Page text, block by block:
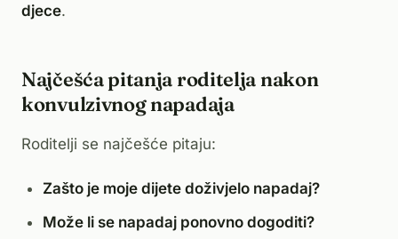
djece.
Najčešća pitanja roditelja nakon
konvulzivnog napadaja
Roditelji se najčešće pitaju:
Zašto je moje dijete doživjelo napadaj?
Može li se napadaj ponovno dogoditi?